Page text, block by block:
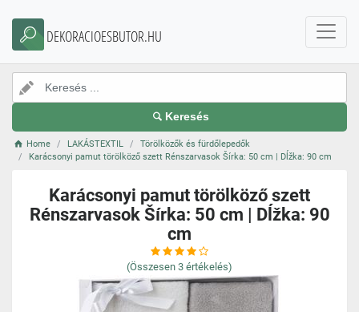
DEKORACIOESBUTOR.HU
Keresés
Home LAKÁSTEXTIL
Törölközők és fürdőlepedők
Karácsonyi pamut törölköző szett Rénszarvasok Šírka: 50 cm | Dĺžka: 90 cm
Karácsonyi pamut törölköző szett
Rénszarvasok Šírka: 50 cm | Dĺžka: 90
cm
(Összesen 3 értékelés)